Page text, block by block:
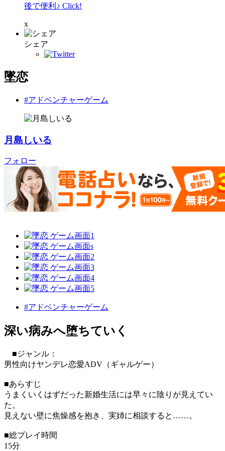
後で便利♪ Click!
x
シェア
墜恋
#アドベンチャーゲーム
月島しいる
フォロー
#アドベンチャーゲーム
深い病みへ堕ちていく
■ジャンル：
男性向けヤンデレ恋愛ADV（ギャルゲー）
■あらすじ
うまくいくはずだった新婚生活には早々に陰りが見えてい
た。
見えない壁に焦燥感を抱き、実姉に相談すると……。
■総プレイ時間
15分